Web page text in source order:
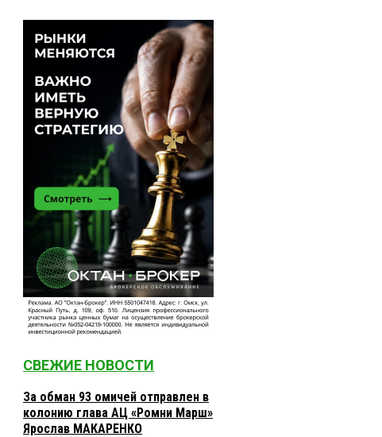
СВЕЖИЕ НОВОСТИ
За обман 93 омичей отправлен в
колонию глава АЦ «Ромни Марш»
Ярослав МАКАРЕНКО